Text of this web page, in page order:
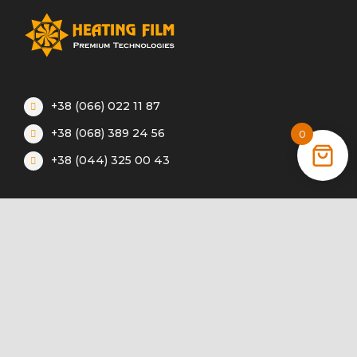
+38 (066) 022 11 87
+38 (068) 389 24 56
+38 (044) 325 00 43
0